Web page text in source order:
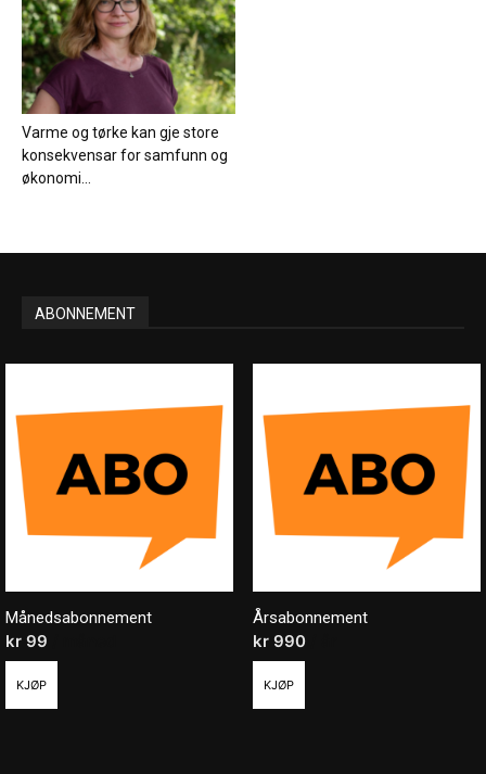
Varme og tørke kan gje store
konsekvensar for samfunn og
økonomi...
ABONNEMENT
Månedsabonnement
kr 99
KJØP
Årsabonnement
kr990
KJØP